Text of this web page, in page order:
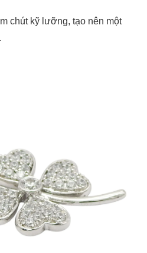
chút kỹ lưỡng, tạo nên một